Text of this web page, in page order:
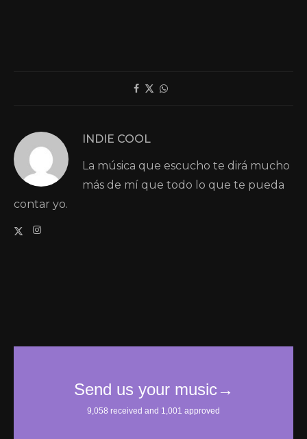
INDIE COOL
La música que escucho te dirá mucho
más de mí que todo lo que te pueda
contar yo.